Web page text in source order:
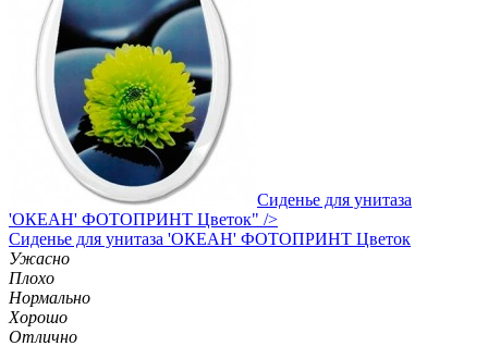
Сиденье для унитаза
'ОКЕАН' ФОТОПРИНТ Цветок" />
Сиденье для унитаза 'ОКЕАН' ФОТОПРИНТ Цветок
Ужасно
Плохо
Нормально
Хорошо
Отлично